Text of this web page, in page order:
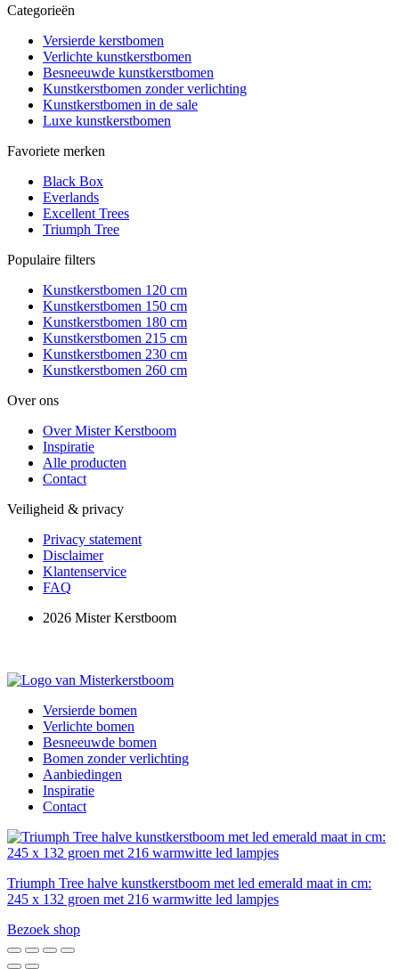
Categorieën
Versierde kerstbomen
Verlichte kunstkerstbomen
Besneeuwde kunstkerstbomen
Kunstkerstbomen zonder verlichting
Kunstkerstbomen in de sale
Luxe kunstkerstbomen
Favoriete merken
Black Box
Everlands
Excellent Trees
Triumph Tree
Populaire filters
Kunstkerstbomen 120 cm
Kunstkerstbomen 150 cm
Kunstkerstbomen 180 cm
Kunstkerstbomen 215 cm
Kunstkerstbomen 230 cm
Kunstkerstbomen 260 cm
Over ons
Over Mister Kerstboom
Inspiratie
Alle producten
Contact
Veiligheid & privacy
Privacy statement
Disclaimer
Klantenservice
FAQ
2026 Mister Kerstboom
Versierde bomen
Verlichte bomen
Besneeuwde bomen
Bomen zonder verlichting
Aanbiedingen
Inspiratie
Contact
Triumph Tree halve kunstkerstboom met led emerald maat in cm:
245 x 132 groen met 216 warmwitte led lampjes
Bezoek shop